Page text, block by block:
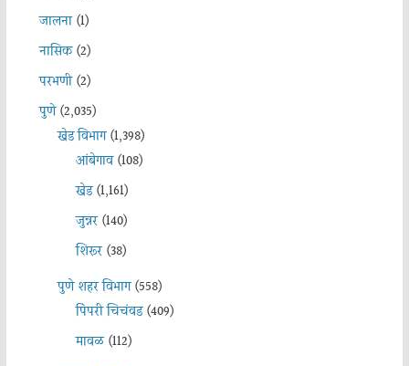
जालना(1)
नासिक(2)
परभणी(2)
पुणे(2,035)
खेड विभाग(1,398)
आंबेगाव(108)
खेड(1,161)
जुन्नर(140)
शिरूर(38)
पुणे शहर विभाग(558)
पिंपरी चिचंवड(409)
मावळ(112)